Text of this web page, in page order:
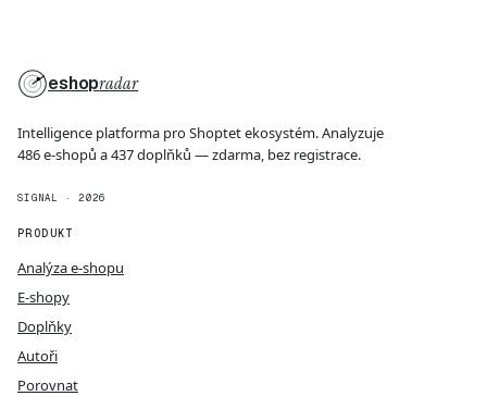
eshopradar
Intelligence platforma pro Shoptet ekosystém. Analyzuje
486 e-shopů a 437 doplňků — zdarma, bez registrace.
SIGNAL · 2026
PRODUKT
Analýza e-shopu
E-shopy
Doplňky
Autoři
Porovnat